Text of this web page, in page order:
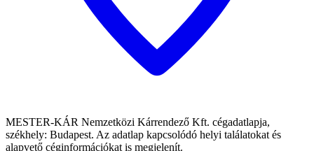
MESTER-KÁR Nemzetközi Kárrendező Kft. cégadatlapja,
székhely: Budapest. Az adatlap kapcsolódó helyi találatokat és
alapvető céginformációkat is megjelenít.